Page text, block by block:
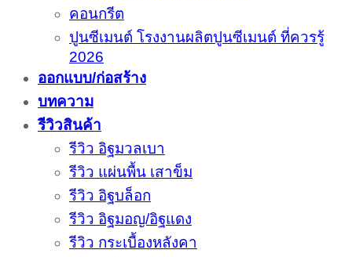
คอนกรีต
ปูนซีเมนต์ โรงงานผลิตปูนซีเมนต์ ที่ควรรู้
2026
ออกแบบ/ก่อสร้าง
บทความ
รีวิวสินค้า
รีวิว อิฐมวลเบา
รีวิว แผ่นพื้น เสาข็ม
รีวิว อิฐบล็อก
รีวิว อิฐมอญ/อิฐแดง
รีวิว กระเบื้องหลังคา